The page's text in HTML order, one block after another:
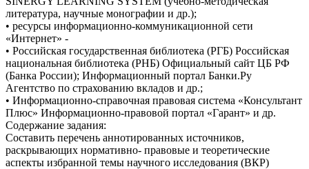
литература, научные монографии и др.);
• ресурсы информационно-коммуникационной сети
«Интернет» -
• Российская государственная библиотека (РГБ) Российская
национальная библиотека (РНБ) Официальный сайт ЦБ РФ
(Банка России); Информационный портал Банки.Ру
Агентство по страхованию вкладов и др.;
• Информационно-справочная правовая система «Консультант
Плюс» Информационно-правовой портал «Гарант» и др.
Содержание задания:
Составить перечень аннотированных источников,
раскрывающих нормативно- правовые и теоретические
аспекты избранной темы научного исследования (ВКР)